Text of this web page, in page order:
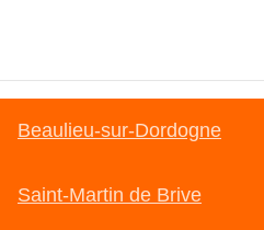
Beaulieu-sur-Dordogne
Saint-Martin de Brive